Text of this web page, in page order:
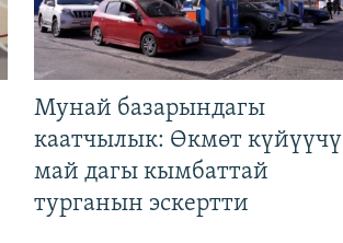
Мунай базарындагы
каатчылык: Өкмөт күйүүчү
май дагы кымбаттай
турганын эскертти